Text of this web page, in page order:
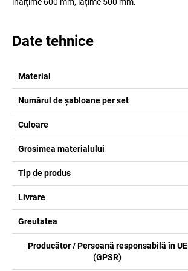
Date tehnice
Material
Numărul de șabloane per set
Culoare
Grosimea materialului
Tip de produs
Livrare
Greutatea
Producător / Persoană responsabilă în UE
(GPSR)